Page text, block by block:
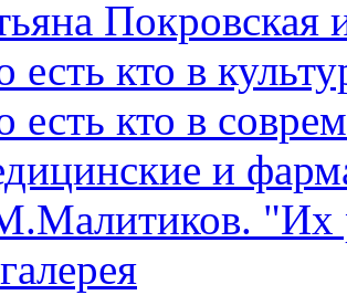
Покровская
есть кто в
есть кто в
и
"Их